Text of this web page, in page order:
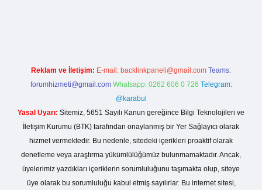
Reklam ve İletişim: E-mail: backlinkpaneli@gmail.com Teams:
forumhizmeti@gmail.com Whatsapp: 0262 606 0 726 Telegram:
@karabul
Yasal Uyarı: Sitemiz, 5651 Sayılı Kanun gereğince Bilgi Teknolojileri ve
İletişim Kurumu (BTK) tarafından onaylanmış bir Yer Sağlayıcı olarak
hizmet vermektedir. Bu nedenle, sitedeki içerikleri proaktif olarak
denetleme veya araştırma yükümlülüğümüz bulunmamaktadır. Ancak,
üyelerimiz yazdıkları içeriklerin sorumluluğunu taşımakta olup, siteye
üye olarak bu sorumluluğu kabul etmiş sayılırlar. Bu internet sitesi,